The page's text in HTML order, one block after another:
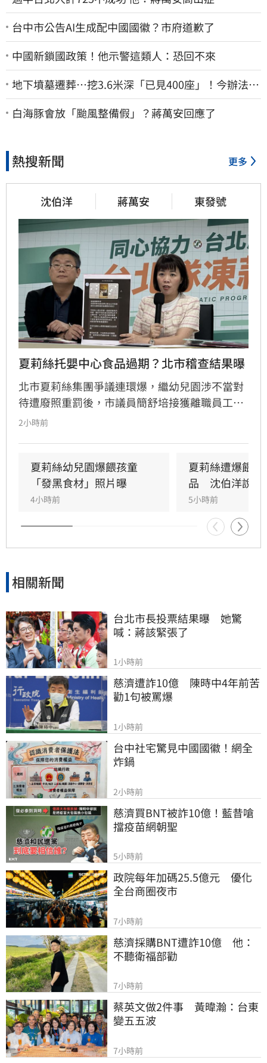
台中市公告AI生成配中國國徽？市府道歉了
中國新鎖國政策！他示警這類人：恐回不來
地下墳墓遷葬…挖3.6米深「已見400座」！今辦法會
安撫祖先
白海豚會放「颱風整備假」？蔣萬安回應了
熱搜新聞 更多
沈伯洋 蔣萬安 東發號
夏莉絲托嬰中心食品過期？北市稽查結果曝
北市夏莉絲集團爭議連環爆，繼幼兒園涉不當對
待遭廢照重罰後，市議員簡舒培接獲離職員工爆
料，指控旗下托嬰中心提供幼童食用過期或腐爛
應指出，接獲通報後已立即派員前往現場稽查，
雖抵達時已過用餐時間未發現異狀，但強調過去
半年已執行四次稽查皆無異常。市府重申，未來
將持續維持無預警稽查機制，若發現食安違規將
立即通報衛生局嚴辦，全力守護托嬰孩童健康安
全。
2小時前
夏莉絲幼兒園爆餵孩童
「發黑食材」照片曝
4小時前
夏莉絲遭爆餵
品　沈伯洋說話
5小時前
相關新聞
台北市長投票結果曝　她驚
喊：蔣該緊張了
1小時前
慈濟遭詐10億　陳時中4年前苦
勸1句被罵爆
1小時前
台中社宅驚見中國國徽！網全
炸鍋
2小時前
慈濟買BNT被詐10億！藍昔嗆
擋疫苗網朝聖
5小時前
政院每年加碼25.5億元　優化
全台商圈夜市
7小時前
慈濟採購BNT遭詐10億　他：
不聽衛福部勸
7小時前
蔡英文做2件事　黃暐瀚：台東
變五五波
7小時前